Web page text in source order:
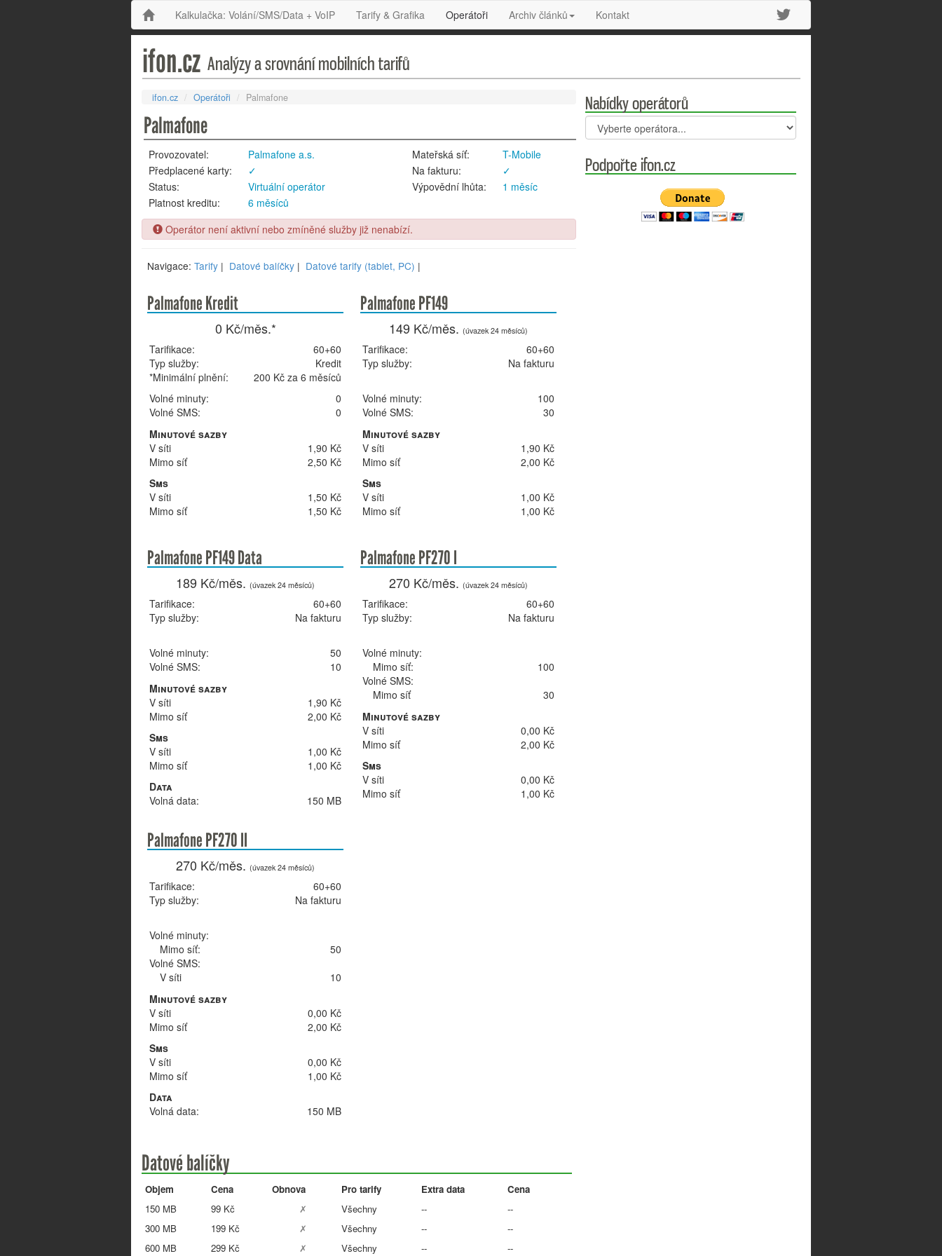
Kalkulačka: Volání/SMS/Data + VoIP Tarify & Grafika Operátoři Archiv článků Kontakt
ifon.cz Analýzy a srovnání mobilních tarifů
Nabídky operátorů
Podpořte ifon.cz
ifon.cz Operátoři Palmafone
Palmafone
Provozovatel: Palmafone a.s. Mateřská síť:
T-Mobile
Předplacené karty:
✓ Na fakturu:
✓
Status:
Virtuální operátor Výpovědní lhůta:
1 měsíc
Platnost kreditu:
6 měsíců
Operátor není aktivní nebo zmíněné služby již nenabízí.
Navigace: Tarify | Datové balíčky | Datové tarify (tablet, PC) |
Palmafone Kredit
0 Kč/měs.*
Tarifikace:
60+60
Typ služby:
Kredit
*Minimální plnění:
200 Kč za 6 měsíců
Volné minuty:
0
Volné SMS:
0
Minutové sazby
V síti
1,90 Kč
Mimo síť
2,50 Kč
Sms
V síti
1,50 Kč
Mimo síť
1,50 Kč
Palmafone PF149
149 Kč/měs. (úvazek 24 měsíců)
Tarifikace:
60+60
Typ služby:
Na fakturu
Volné minuty:
100
Volné SMS:
30
Minutové sazby
V síti
1,90 Kč
Mimo síť
2,00 Kč
Sms
V síti
1,00 Kč
Mimo síť
1,00 Kč
Palmafone PF149 Data
189 Kč/měs. (úvazek 24 měsíců)
Tarifikace:
60+60
Typ služby:
Na fakturu
Volné minuty:
50
Volné SMS:
10
Minutové sazby
V síti
1,90 Kč
Mimo síť
2,00 Kč
Sms
V síti
1,00 Kč
Mimo síť
1,00 Kč
Data
Volná data:
150 MB
Palmafone PF270 I
270 Kč/měs. (úvazek 24 měsíců)
Tarifikace:
60+60
Typ služby:
Na fakturu
Volné minuty:
Mimo síť:
100
Volné SMS:
Mimo síť
30
Minutové sazby
V síti
0,00 Kč
Mimo síť
2,00 Kč
Sms
V síti
0,00 Kč
Mimo síť
1,00 Kč
Palmafone PF270 II
270 Kč/měs. (úvazek 24 měsíců)
Tarifikace:
60+60
Typ služby:
Na fakturu
Volné minuty:
Mimo síť:
50
Volné SMS:
V síti
10
Minutové sazby
V síti
0,00 Kč
Mimo síť
2,00 Kč
Sms
V síti
0,00 Kč
Mimo síť
1,00 Kč
Data
Volná data:
150 MB
Datové balíčky
Objem Cena Obnova Pro tarify Extra data
Cena
150 MB
99 Kč ✗ Všechny --
--
300 MB
199 Kč ✗ Všechny --
--
600 MB
299 Kč ✗ Všechny -- --